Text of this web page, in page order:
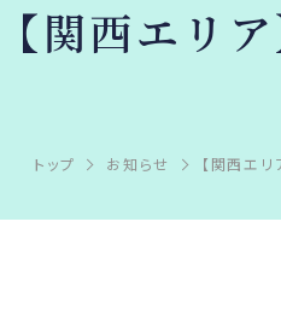
【関西エリ
トップ お知らせ 【関西エ